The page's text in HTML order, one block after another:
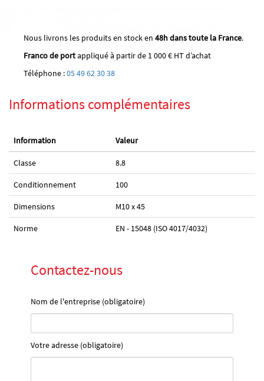
Nous livrons les produits en stock en 48h dans toute la France.
Franco de portappliqué à partir de 1 000 € HT d’achat
Téléphone :05 49 62 30 38
Informations complémentaires
Information Valeur
Classe 8.8
Conditionnement 100
Dimensions M10 x 45
Norme EN - 15048 (ISO 4017/4032)
Contactez-nous
Nom de l'entreprise (obligatoire)
Votre adresse (obligatoire)